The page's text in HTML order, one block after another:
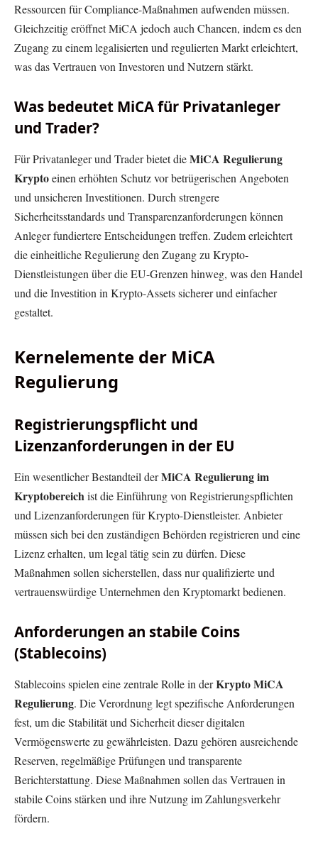
Ressourcen für Compliance-Maßnahmen aufwenden müssen.
Gleichzeitig eröffnet MiCA jedoch auch Chancen, indem es den
Zugang zu einem legalisierten und regulierten Markt erleichtert,
was das Vertrauen von Investoren und Nutzern stärkt.
Was bedeutet MiCA für Privatanleger
und Trader?
Für Privatanleger und Trader bietet dieMiCA Regulierung
Kryptoeinen erhöhten Schutz vor betrügerischen Angeboten
und unsicheren Investitionen. Durch strengere
Sicherheitsstandards und Transparenzanforderungen können
Anleger fundiertere Entscheidungen treffen. Zudem erleichtert
die einheitliche Regulierung den Zugang zu Krypto-
Dienstleistungen über die EU-Grenzen hinweg, was den Handel
und die Investition in Krypto-Assets sicherer und einfacher
gestaltet.
Kernelemente der MiCA
Regulierung
Registrierungspflicht und
Lizenzanforderungen in der EU
Ein wesentlicher Bestandteil derMiCA Regulierung im
Kryptobereichist die Einführung von Registrierungspflichten
und Lizenzanforderungen für Krypto-Dienstleister. Anbieter
müssen sich bei den zuständigen Behörden registrieren und eine
Lizenz erhalten, um legal tätig sein zu dürfen. Diese
Maßnahmen sollen sicherstellen, dass nur qualifizierte und
vertrauenswürdige Unternehmen den Kryptomarkt bedienen.
Anforderungen an stabile Coins
(Stablecoins)
Stablecoins spielen eine zentrale Rolle in derKryptoMiCA
Regulierung. Die Verordnung legt spezifische Anforderungen
fest, um die Stabilität und Sicherheit dieser digitalen
Vermögenswerte zu gewährleisten. Dazu gehören ausreichende
Reserven, regelmäßige Prüfungen und transparente
Berichterstattung. Diese Maßnahmen sollen das Vertrauen in
stabile Coins stärken und ihre Nutzung im Zahlungsverkehr
fördern.